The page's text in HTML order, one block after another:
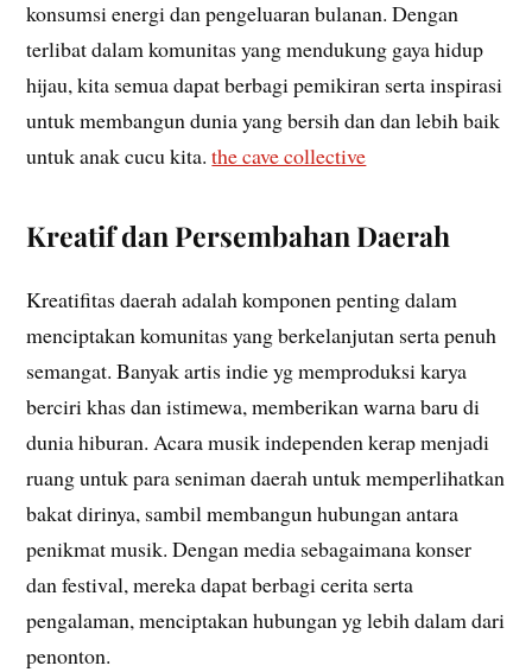
konsumsi energi dan pengeluaran bulanan. Dengan
terlibat dalam komunitas yang mendukung gaya hidup
hijau, kita semua dapat berbagi pemikiran serta inspirasi
untuk membangun dunia yang bersih dan dan lebih baik
untuk anak cucu kita.the cave collective
Kreatif dan Persembahan Daerah
Kreatifitas daerah adalah komponen penting dalam
menciptakan komunitas yang berkelanjutan serta penuh
semangat. Banyak artis indie yg memproduksi karya
berciri khas dan istimewa, memberikan warna baru di
dunia hiburan. Acara musik independen kerap menjadi
ruang untuk para seniman daerah untuk memperlihatkan
bakat dirinya, sambil membangun hubungan antara
penikmat musik. Dengan media sebagaimana konser
dan festival, mereka dapat berbagi cerita serta
pengalaman, menciptakan hubungan yg lebih dalam dari
penonton.